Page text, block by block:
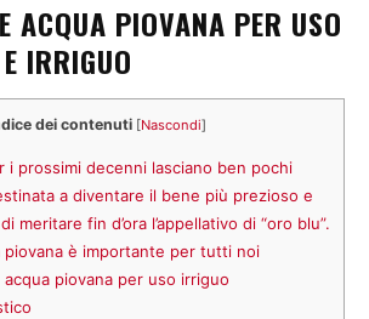
ACQUA PIOVANA PER USO
IRRIGUO
dei contenuti [Nascondi]
i prossimi decenni lasciano ben pochi
a diventare il bene più prezioso e
meritare fin d’ora l’appellativo di “oro blu”.
piovana è importante per tutti noi
acqua piovana per uso irriguo